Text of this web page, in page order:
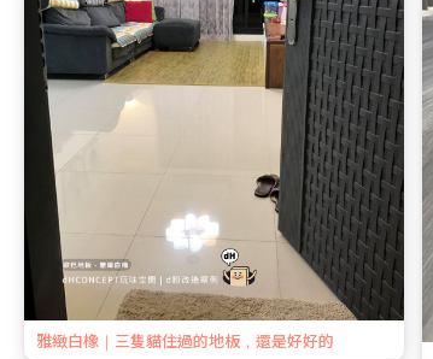
雅緻白橡｜三隻貓住過的地板，還是好好的